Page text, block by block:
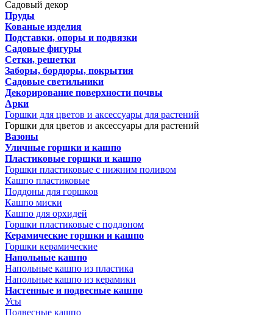
Садовый декор
Пруды
Кованые изделия
Подставки, опоры и подвязки
Садовые фигуры
Сетки, решетки
Заборы, бордюры, покрытия
Садовые светильники
Декорирование поверхности почвы
Арки
Горшки для цветов и аксессуары для растений
Горшки для цветов и аксессуары для растений
Вазоны
Уличные горшки и кашпо
Пластиковые горшки и кашпо
Горшки пластиковые с нижним поливом
Кашпо пластиковые
Поддоны для горшков
Кашпо миски
Кашпо для орхидей
Горшки пластиковые с поддоном
Керамические горшки и кашпо
Горшки керамические
Напольные кашпо
Напольные кашпо из пластика
Напольные кашпо из керамики
Настенные и подвесные кашпо
Усы
Подвесные кашпо